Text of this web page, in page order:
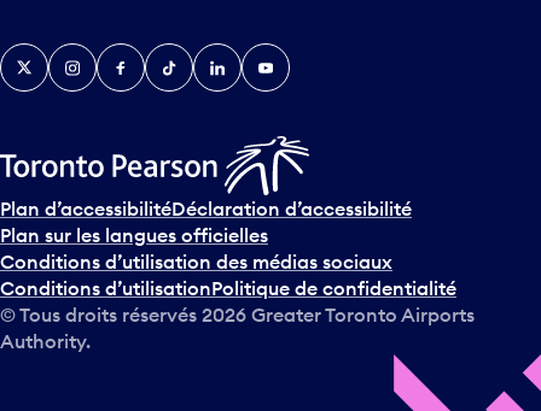
TwitterInstagramFacebook
TikTokLinkedInYouTube
Plan d’accessibilitéDéclaration d’accessibilité
Plan sur les langues officielles
Conditions d’utilisation des médias sociaux
Conditions d’utilisationPolitique de confidentialité
© Tous droits réservés 2026 Greater Toronto Airports
Authority.